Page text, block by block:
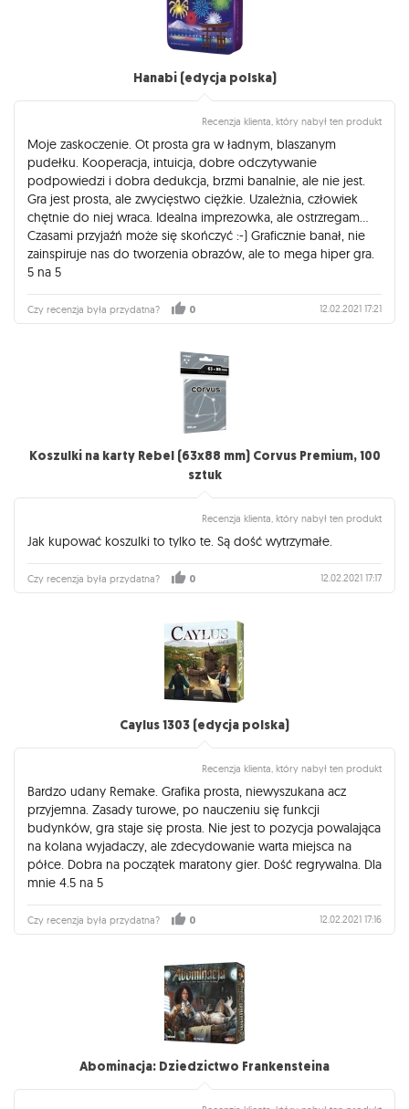
Hanabi (edycja polska)
Recenzja klienta, który nabył ten produkt
Moje zaskoczenie. Ot prosta gra w ładnym, blaszanym
pudełku. Kooperacja, intuicja, dobre odczytywanie
podpowiedzi i dobra dedukcja, brzmi banalnie, ale nie jest.
Gra jest prosta, ale zwycięstwo ciężkie. Uzależnia, człowiek
chętnie do niej wraca. Idealna imprezowka, ale ostrzregam...
Czasami przyjaźń może się skończyć :-) Graficznie banał, nie
zainspiruje nas do tworzenia obrazów, ale to mega hiper gra.
5 na 5
Czy recenzja była przydatna? 0 12.02.2021 17:21
Koszulki na karty Rebel (63x88 mm) Corvus Premium, 100
sztuk
Recenzja klienta, który nabył ten produkt
Jak kupować koszulki to tylko te. Są dość wytrzymałe.
Czy recenzja była przydatna? 0 12.02.2021 17:17
Caylus 1303 (edycja polska)
Recenzja klienta, który nabył ten produkt
Bardzo udany Remake. Grafika prosta, niewyszukana acz
przyjemna. Zasady turowe, po nauczeniu się funkcji
budynków, gra staje się prosta. Nie jest to pozycja powalająca
na kolana wyjadaczy, ale zdecydowanie warta miejsca na
półce. Dobra na początek maratony gier. Dość regrywalna. Dla
mnie 4.5 na 5
Czy recenzja była przydatna? 0 12.02.2021 17:16
Abominacja: Dziedzictwo Frankensteina